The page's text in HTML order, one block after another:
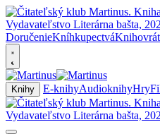
DoručenieKníhkupectvá
Knihy E-knihyAudioknihyHry